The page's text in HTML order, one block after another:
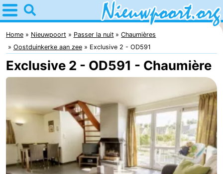
Home
Nieuwpoort
Astuces
Avec
les
enfants
Passer
la
nuit
Appartements
-
Holiday
-
Home Nieuwpoort Passer la nuit
Chaumières
Oostduinkerke aan zee
Exclusive 2 - OD591
Exclusive 2 - OD591 - Chaumière